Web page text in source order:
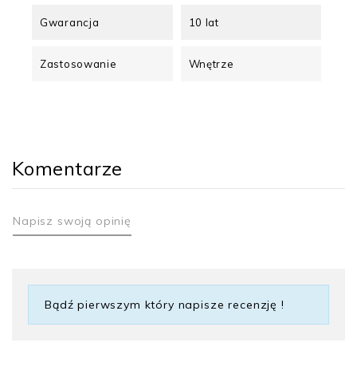
Gwarancja 10 lat
Zastosowanie Wnętrze
Komentarze
Napisz swoją opinię
Bądź pierwszym który napisze recenzję !